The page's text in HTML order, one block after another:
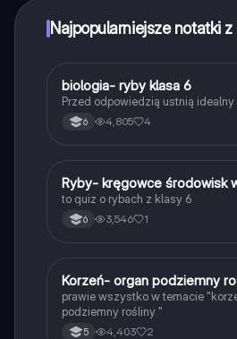
które również możesz otrzymać
Najpopularniejsze notatki z
BBiologia
biologia- ryby klasa 6
Przed odpowiedzią ustnią
6 4,805 4
RBiologia
Ryby- kręgowce środowisk
to quiz o rybach z klasy 6
6 3,546 1
KBiologia
Korzeń- organ podziemny
prawie wszystko w temacie
podziemny rośliny "
5 4,403 2